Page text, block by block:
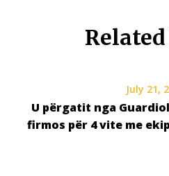
July 21,
U përgatit nga
firmos për 4 vite me